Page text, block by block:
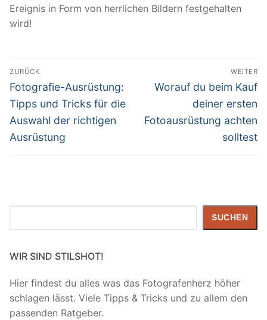
Ereignis in Form von herrlichen Bildern festgehalten
wird!
Beitragsnavigation
ZURÜCK
Vorheriger
Beitrag:
Fotografie-Ausrüstung:
Tipps und Tricks für die
Auswahl der richtigen
Ausrüstung
WEITER
Nächster
Worauf du beim Kauf
deiner ersten
Fotoausrüstung achten
solltest
SUCHEN
WIR SIND STILSHOT!
Hier findest du alles was das Fotografenherz höher
schlagen lässt. Viele Tipps & Tricks und zu allem den
passenden Ratgeber.